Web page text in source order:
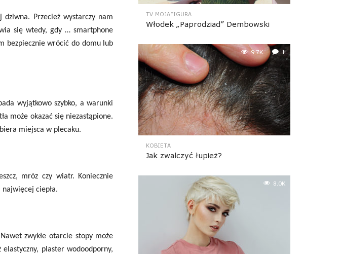
Przecież wystarczy nam
się wtedy, gdy … smartphone
bezpiecznie wrócić do domu lub
wyjątkowo szybko, a warunki
może okazać się niezastąpione.
miejsca w plecaku.
mróz czy wiatr. Koniecznie
ciepła.
zwykłe otarcie stopy może
plaster wodoodporny,
TV MOJAFIGURA
Włodek „Paprodziad” Dembowski
9.7K 1
KOBIETA
Jak zwalczyć łupież?
8.0K